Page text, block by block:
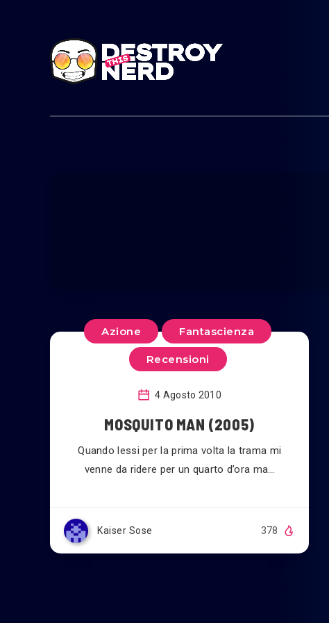
Azione Fantascienza
Recensioni
4 Agosto 2010
MOSQUITO MAN (2005)
Quando lessi per la prima volta la trama mi
venne da ridere per un quarto d’ora ma…
Kaiser Sose 378